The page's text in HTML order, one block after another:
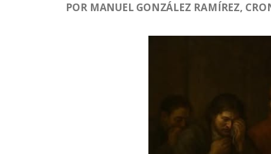
POR MANUEL GONZÁLEZ RAMÍREZ,